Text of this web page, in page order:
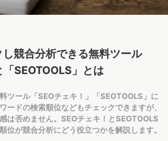
競合分析できる無料ツール
「SEOTOOLS」とは
ツール「SEOチェキ！」「SEOTOOLS」に
ードの検索順位などもチェックできますが、
は否めません。SEOチェキ！とSEOTOOLS
位が競合分析にどう役立つかを解説します。